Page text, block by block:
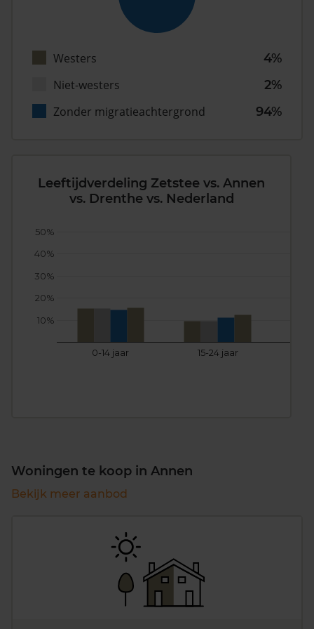
Westers
4%
Niet-westers
2%
Zonder migratieachtergrond
94%
Leeftijdverdeling Zetstee vs. Annen
vs. Drenthe vs. Nederland
0-14 jaar 15-24 jaar
10%
20%
30%
40%
50%
Woningen te koop in Annen
Bekijk meer aanbod